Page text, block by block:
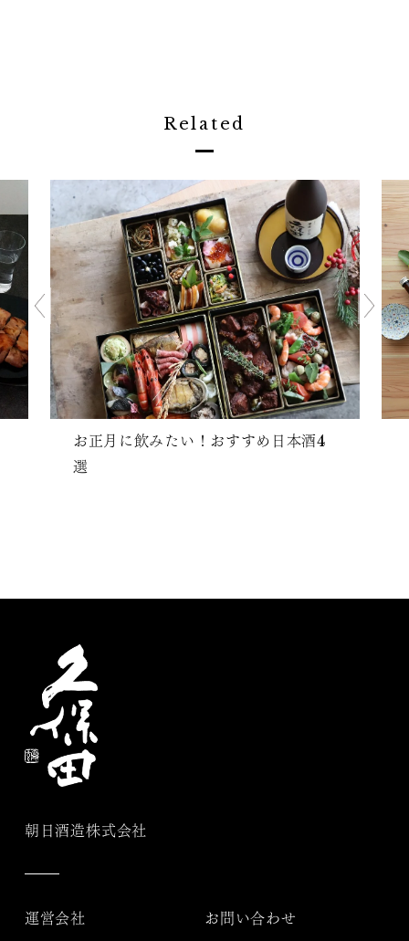
Related
お正月に飲みたい！おすすめ日本酒4
選
朝日酒造株式会社
運営会社 お問い合わせ